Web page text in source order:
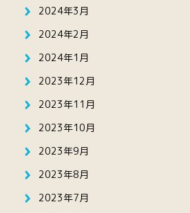
2024年3月
2024年2月
2024年1月
2023年12月
2023年11月
2023年10月
2023年9月
2023年8月
2023年7月